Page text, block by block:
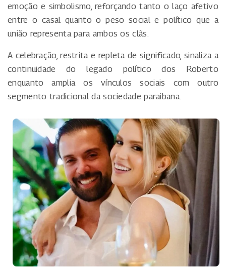
emoção e simbolismo, reforçando tanto o laço afetivo
entre o casal quanto o peso social e político que a
união representa para ambos os clãs.
A celebração, restrita e repleta de significado, sinaliza a
continuidade do legado político dos Roberto
enquanto amplia os vínculos sociais com outro
segmento tradicional da sociedade paraibana.